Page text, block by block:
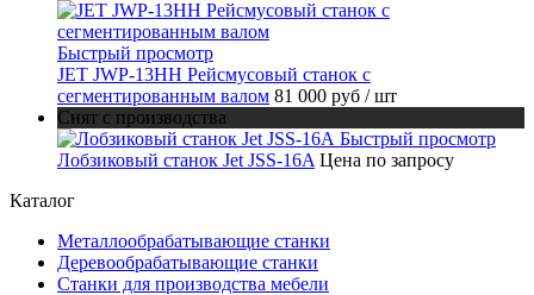
Быстрый просмотр
JET JWP-13HH Рейсмусовый станок с
сегментированным валом 81 000 руб / шт
Снят с производства
Быстрый просмотр
Лобзиковый станок Jet JSS-16A Цена по запросу
Каталог
Металлообрабатывающие станки
Деревообрабатывающие станки
Станки для производства мебели